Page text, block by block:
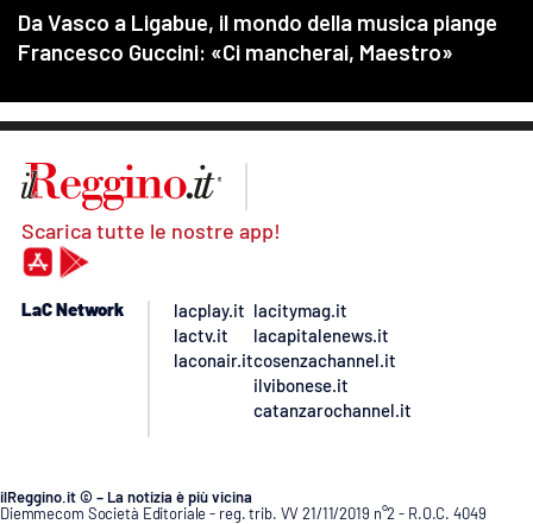
Scarica tutte le nostre app!
LaC Network
lacplay.it
lactv.it
laconair.it
lacitymag.it
lacapitalenews.it
cosenzachannel.it
ilvibonese.it
catanzarochannel.it
ilReggino.it © – La notizia è più vicina
Diemmecom Società Editoriale - reg. trib. VV 21/11/2019 n°2 - R.O.C. 4049